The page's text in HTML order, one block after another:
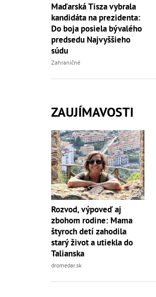
Maďarská Tisza vybrala
kandidáta na prezidenta:
Do boja posiela bývalého
predsedu Najvyššieho
súdu
Zahraničné
ZAUJÍMAVOSTI
Rozvod, výpoveď aj
zbohom rodine: Mama
štyroch detí zahodila
starý život a utiekla do
Talianska
dromedar.sk